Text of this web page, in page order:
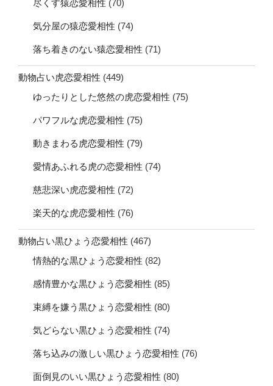
尽くす猿恋愛相性 (70)
気分屋の猿恋愛相性 (74)
落ち着きのない猿恋愛相性 (71)
動物占い虎恋愛相性 (449)
ゆったりとした悠然の虎恋愛相性 (75)
パワフルな虎恋愛相性 (75)
動きまわる虎恋愛相性 (79)
愛情あふれる虎の恋愛相性 (74)
慈悲深い虎恋愛相性 (72)
楽天的な虎恋愛相性 (76)
動物占い黒ひょう恋愛相性 (467)
情熱的な黒ひょう恋愛相性 (82)
感情豊かな黒ひょう恋愛相性 (85)
束縛を嫌う黒ひょう恋愛相性 (80)
気どらない黒ひょう恋愛相性 (74)
落ち込みの激しい黒ひょう恋愛相性 (76)
面倒見のいい黒ひょう恋愛相性 (80)